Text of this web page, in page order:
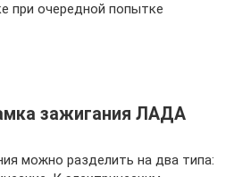
при очередной попытке
зажигания ЛАДА
можно разделить на два типа: